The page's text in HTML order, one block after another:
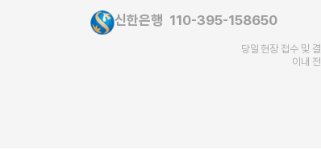
신한은행 110-395-158650
당일 현장 접수 및
이내